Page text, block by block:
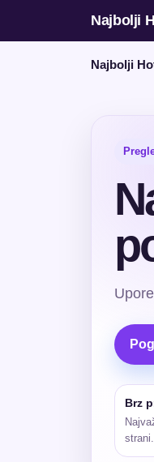
Najbolji
Najbolji
Brz
strani.